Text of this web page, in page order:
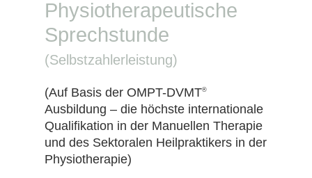
Physiotherapeutische
Sprechstunde
(Selbstzahlerleistung)
(Auf Basis der OMPT-DVMT®
Ausbildung – die höchste internationale
Qualifikation in der Manuellen Therapie
und des Sektoralen Heilpraktikers in der
Physiotherapie)